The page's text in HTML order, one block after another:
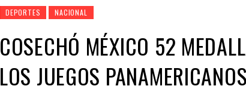
DEPORTES NACIONAL
COSECHÓ MÉXICO 52
LOS JUEGOS